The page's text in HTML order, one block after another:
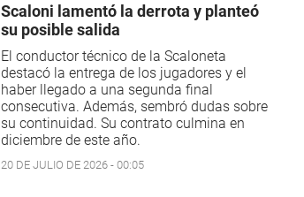
Scaloni lamentó la derrota y planteó
su posible salida
El conductor técnico de la Scaloneta
destacó la entrega de los jugadores y el
haber llegado a una segunda final
consecutiva. Además, sembró dudas sobre
su continuidad. Su contrato culmina en
diciembre de este año.
20 DE JULIO DE 2026 - 00:05